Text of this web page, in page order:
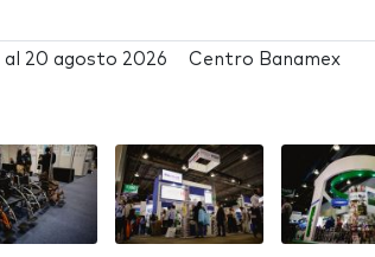
al 20 agosto 2026 Centro Banamex